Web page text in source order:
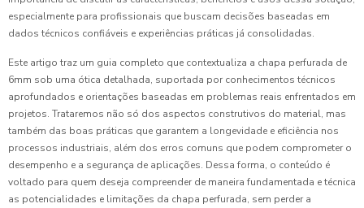
especialmente para profissionais que buscam decisões baseadas em
dados técnicos confiáveis e experiências práticas já consolidadas.
Este artigo traz um guia completo que contextualiza a chapa perfurada de
6mm sob uma ótica detalhada, suportada por conhecimentos técnicos
aprofundados e orientações baseadas em problemas reais enfrentados em
projetos. Trataremos não só dos aspectos construtivos do material, mas
também das boas práticas que garantem a longevidade e eficiência nos
processos industriais, além dos erros comuns que podem comprometer o
desempenho e a segurança de aplicações. Dessa forma, o conteúdo é
voltado para quem deseja compreender de maneira fundamentada e técnica
as potencialidades e limitações da chapa perfurada, sem perder a